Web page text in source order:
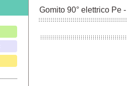
Gomito 90° elettrico Pe